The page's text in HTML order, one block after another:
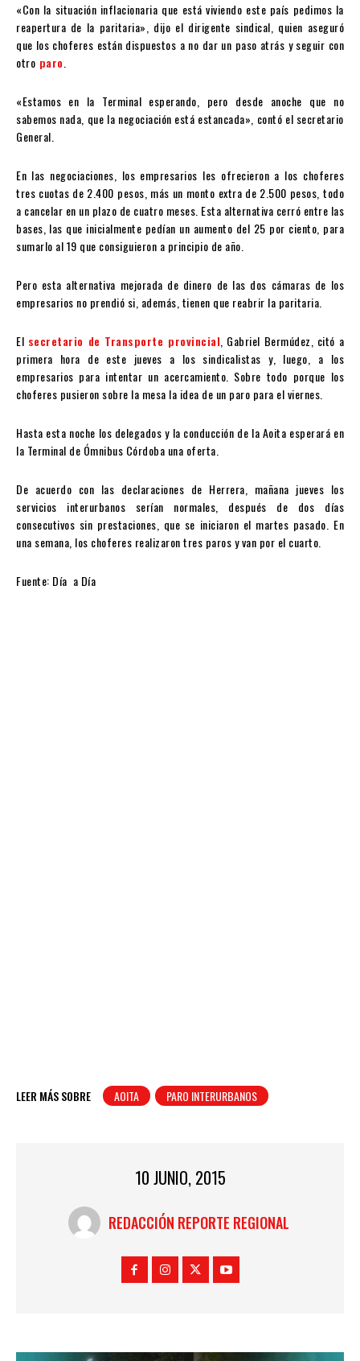
«Con la situación inflacionaria que está viviendo este país pedimos la
reapertura de la paritaria», dijo el dirigente sindical, quien aseguró
que los choferes están dispuestos a no dar un paso atrás y seguir con
otro paro.
«Estamos en la Terminal esperando, pero desde anoche que no
sabemos nada, que la negociación está estancada», contó el secretario
General.
En las negociaciones, los empresarios les ofrecieron a los choferes
tres cuotas de 2.400 pesos, más un monto extra de 2.500 pesos, todo
a cancelar en un plazo de cuatro meses. Esta alternativa cerró entre las
bases, las que inicialmente pedían un aumento del 25 por ciento, para
sumarlo al 19 que consiguieron a principio de año.
Pero esta alternativa mejorada de dinero de las dos cámaras de los
empresarios no prendió si, además, tienen que reabrir la paritaria.
El secretario de Transporte provincial, Gabriel Bermúdez, citó a
primera hora de este jueves a los sindicalistas y, luego, a los
empresarios para intentar un acercamiento. Sobre todo porque los
choferes pusieron sobre la mesa la idea de un paro para el viernes.
Hasta esta noche los delegados y la conducción de la Aoita esperará en
la Terminal de Ómnibus Córdoba una oferta.
De acuerdo con las declaraciones de Herrera, mañana jueves los
servicios interurbanos serían normales, después de dos días
consecutivos sin prestaciones, que se iniciaron el martes pasado. En
una semana, los choferes realizaron tres paros y van por el cuarto.
Fuente: Día a Día
LEER MÁS SOBRE AOITA PARO INTERURBANOS
10 JUNIO, 2015
REDACCIÓN REPORTE REGIONAL